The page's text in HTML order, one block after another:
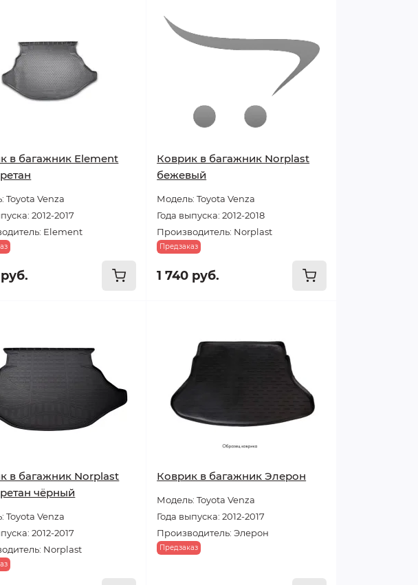
в багажник Element
Toyota Venza
2012-2017
Element
Коврик в багажник Norplast
бежевый
Модель: Toyota Venza
Года выпуска: 2012-2018
Производитель: Norplast
Предзаказ
1 740 руб.
в багажник Norplast
чёрный
Toyota Venza
2012-2017
Norplast
Коврик в багажник Элерон
Модель: Toyota Venza
Года выпуска: 2012-2017
Производитель: Элерон
Предзаказ